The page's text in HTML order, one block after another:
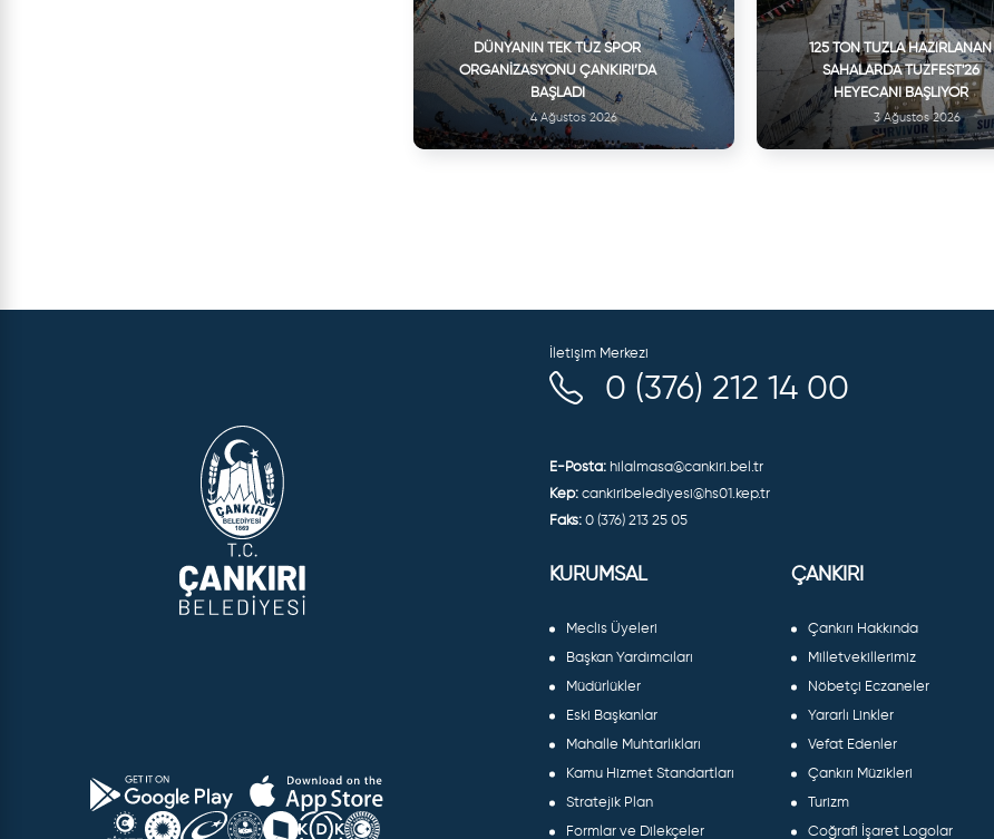
DÜNYANIN TEK TUZ SPOR
ORGANIZASYONU ÇANKIRI’DA
BAŞLADI
4 Ağustos 2026
125 TON TUZLA HAZIRLANAN
SAHALARDA TUZFEST'26
HEYECANI BAŞLIYOR
3 Ağustos 2026
İletişim Merkezi
0 (376) 212 14 00
E-Posta: hilalmasa@cankiri.bel.tr
Kep: cankiribelediyesi@hs01.kep.tr
Faks: 0 (376) 213 25 05
KURUMSAL
Meclis Üyeleri
Başkan Yardımcıları
Müdürlükler
Eski Başkanlar
Mahalle Muhtarlıkları
Kamu Hizmet Standartları
Stratejik Plan
Formlar ve Dilekçeler
ÇANKIRI
Çankırı Hakkında
Milletvekillerimiz
Nöbetçi Eczaneler
Yararlı Linkler
Vefat Edenler
Çankırı Müzikleri
Turizm
Coğrafi İşaret Logolar